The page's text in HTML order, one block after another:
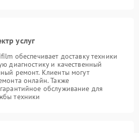
услуг
обеспечивает доставку техники
диагностику и качественный
ремонт. Клиенты могут
онлайн. Также
обслуживание для
техники